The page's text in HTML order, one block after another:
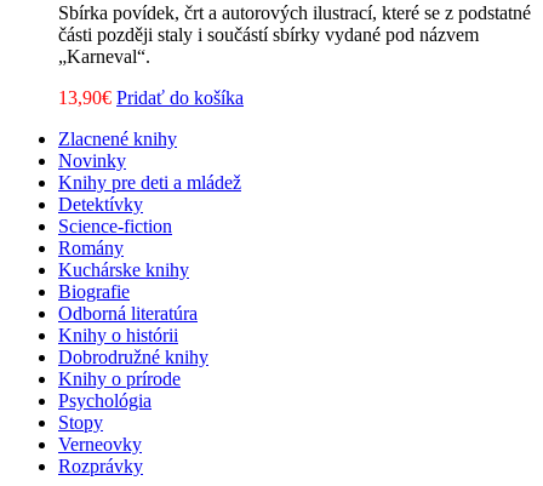
Sbírka povídek, črt a autorových ilustrací, které se z podstatné
části později staly i součástí sbírky vydané pod názvem
„Karneval“.
13,90€ Pridať do košíka
Zlacnené knihy
Novinky
Knihy pre deti a mládež
Detektívky
Science-fiction
Romány
Kuchárske knihy
Biografie
Odborná literatúra
Knihy o histórii
Dobrodružné knihy
Knihy o prírode
Psychológia
Stopy
Verneovky
Rozprávky